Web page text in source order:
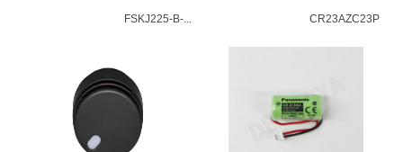
FSKJ225-B-... CR23AZC23P